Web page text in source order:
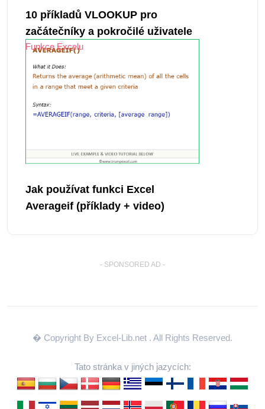
10 příkladů VLOOKUP pro
začátečníky a pokročilé uživatele
Funkce Excelu
Jak používat funkci Excel
Averageif (příklady + video)
- SPONSORED AD -
� Copyright By Excel-Lib.net . All Rights Reserved.
Tato stránka v jiných jazycích: